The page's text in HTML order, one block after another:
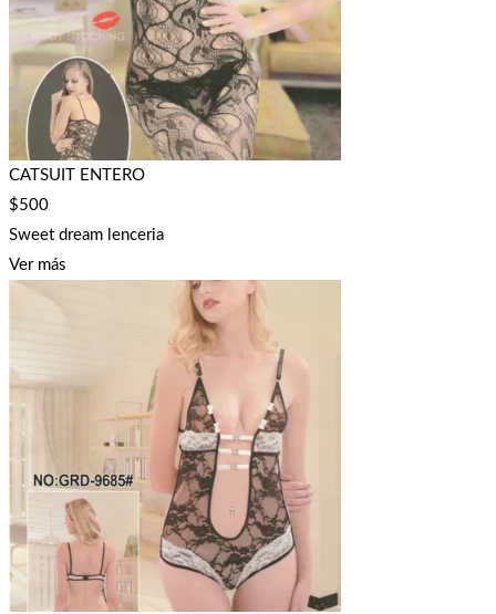
CATSUIT ENTERO
$500
Sweet dream lenceria
Ver más